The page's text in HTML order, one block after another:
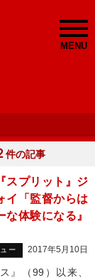
MENU
件の記事
スプリット』ジ
イ「監督からは
な体験になる』
ー 2017年5月10日
』（99）以来、